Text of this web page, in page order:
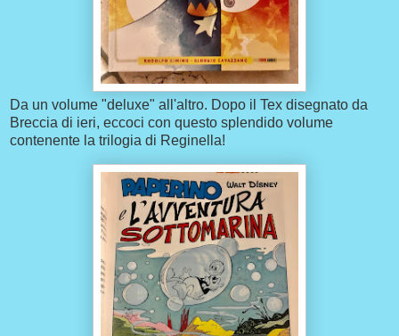
Da un volume "deluxe" all'altro. Dopo il Tex disegnato da
Breccia di ieri, eccoci con questo splendido volume
contenente la trilogia di Reginella!